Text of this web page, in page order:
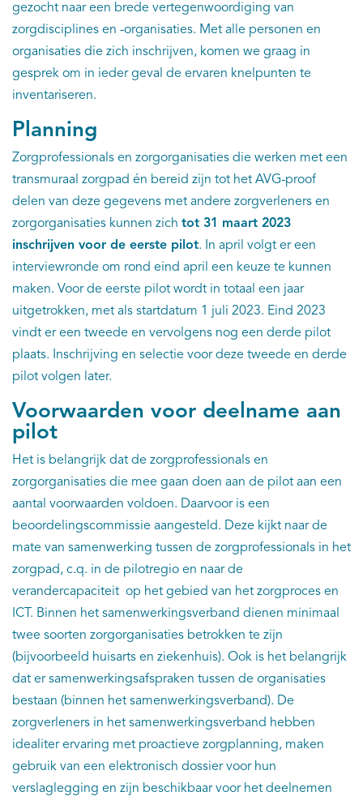
gezocht naar een brede vertegenwoordiging van
zorgdisciplines en -organisaties. Met alle personen en
organisaties die zich inschrijven, komen we graag in
gesprek om in ieder geval de ervaren knelpunten te
inventariseren.
Planning
Zorgprofessionals en zorgorganisaties die werken met een
transmuraal zorgpad én bereid zijn tot het AVG-proof
delen van deze gegevens met andere zorgverleners en
zorgorganisaties kunnen zich tot 31 maart 2023
inschrijven voor de eerste pilot. In april volgt er een
interviewronde om rond eind april een keuze te kunnen
maken. Voor de eerste pilot wordt in totaal een jaar
uitgetrokken, met als startdatum 1 juli 2023. Eind 2023
vindt er een tweede en vervolgens nog een derde pilot
plaats. Inschrijving en selectie voor deze tweede en derde
pilot volgen later.
Voorwaarden voor deelname aan
pilot
Het is belangrijk dat de zorgprofessionals en
zorgorganisaties die mee gaan doen aan de pilot aan een
aantal voorwaarden voldoen. Daarvoor is een
beoordelingscommissie aangesteld. Deze kijkt naar de
mate van samenwerking tussen de zorgprofessionals in het
zorgpad, c.q. in de pilotregio en naar de
verandercapaciteit op het gebied van het zorgproces en
ICT. Binnen het samenwerkingsverband dienen minimaal
twee soorten zorgorganisaties betrokken te zijn
(bijvoorbeeld huisarts en ziekenhuis). Ook is het belangrijk
dat er samenwerkingsafspraken tussen de organisaties
bestaan (binnen het samenwerkingsverband). De
zorgverleners in het samenwerkingsverband hebben
idealiter ervaring met proactieve zorgplanning, maken
gebruik van een elektronisch dossier voor hun
verslaglegging en zijn beschikbaar voor het deelnemen